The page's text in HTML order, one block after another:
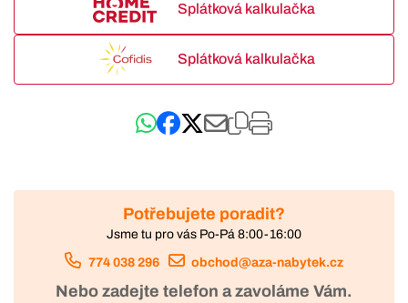
Splátková kalkulačka
Splátková kalkulačka
Potřebujete poradit?
Jsme tu pro vás Po-Pá 8:00-16:00
774 038 296 obchod@aza-nabytek.cz
Nebo zadejte telefon a zavoláme Vám.